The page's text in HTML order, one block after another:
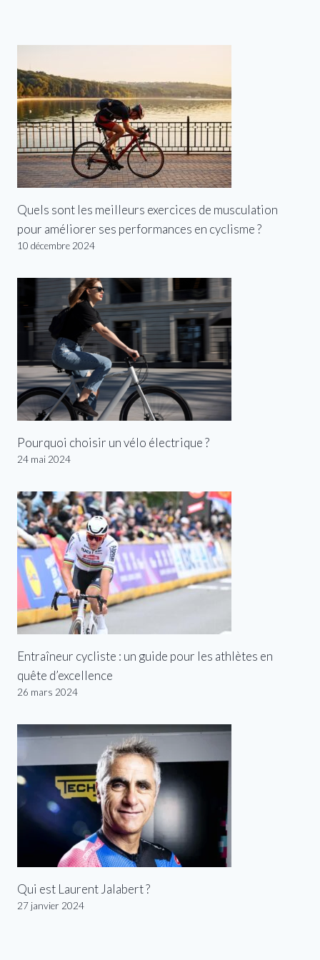
Quels sont les meilleurs exercices de musculation
pour améliorer ses performances en cyclisme ?
10 décembre 2024
Pourquoi choisir un vélo électrique ?
24 mai 2024
Entraîneur cycliste : un guide pour les athlètes en
quête d’excellence
26 mars 2024
Qui est Laurent Jalabert ?
27 janvier 2024